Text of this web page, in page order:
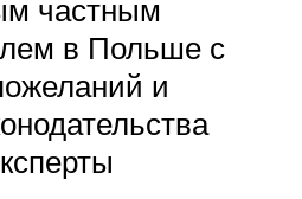
частным
в Польше с
и